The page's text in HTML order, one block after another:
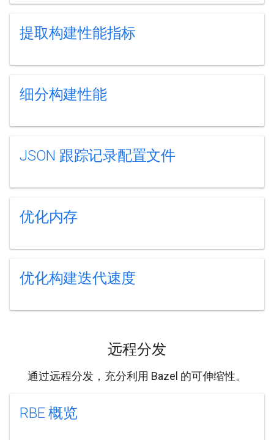
提取构建性能指标
细分构建性能
JSON 跟踪记录配置文件
优化内存
优化构建迭代速度
远程分发
通过远程分发，充分利用 Bazel 的可伸缩性。
RBE 概览